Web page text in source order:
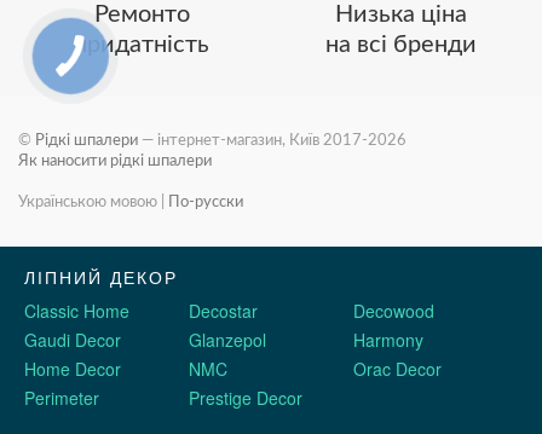
Ремонто
придатність
Низька ціна
на всі бренди
© Рідкі шпалери — інтернет-магазин, Київ 2017-2026
Як наносити рідкі шпалери
Українською мовою По-русски
ЛІПНИЙ ДЕКОР
Classic Home
Decostar
Decowood
Gaudi Decor
Glanzepol
Harmony
Home Decor
NMC
Orac Decor
Perimeter
Prestige Decor